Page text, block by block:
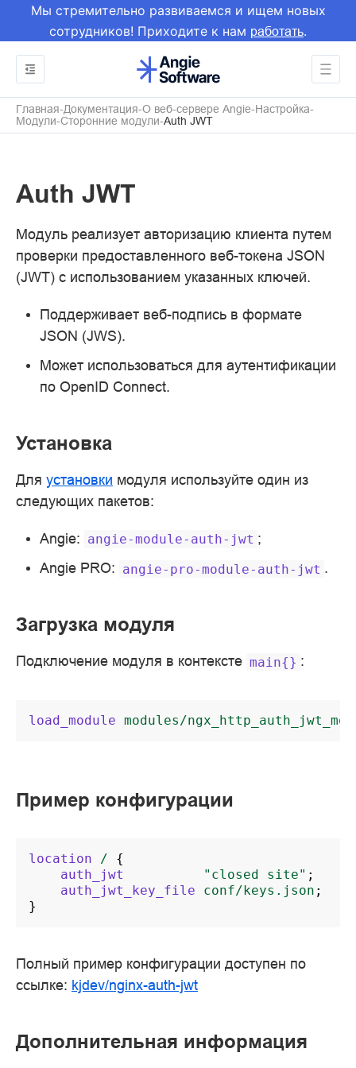
Мы стремительно развиваемся и ищем новых
сотрудников! Приходите к нам работать.
Главная Документация О веб-сервере Angie Настройка
Модули Сторонние модули Auth JWT
Auth JWT
Модуль реализует авторизацию клиента путем
проверки предоставленного веб-токена JSON
(JWT) с использованием указанных ключей.
Поддерживает веб-подпись в формате
JSON (JWS).
Может использоваться для аутентификации
по OpenID Connect.
Установка
Для установки модуля используйте один из
следующих пакетов:
Angie: angie-module-auth-jwt ;
Angie PRO: angie-pro-module-auth-jwt .
Загрузка модуля
Подключение модуля в контексте main{} :
load_module modules/
Пример конфигурации
location /
{
auth_jwt
"closed site" ;
auth_jwt_key_file
conf/keys.json ;
}
Полный пример конфигурации доступен по
ссылке: kjdev/nginx-auth-jwt
Дополнительная информация